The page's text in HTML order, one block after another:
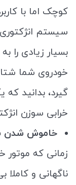
کوچک اما با
سیستم
بسیار زیادی را
خودروی شما
گیرد، بدانید
خرابی سوزن
خاموش شدن
زمانی که
ناگهانی و